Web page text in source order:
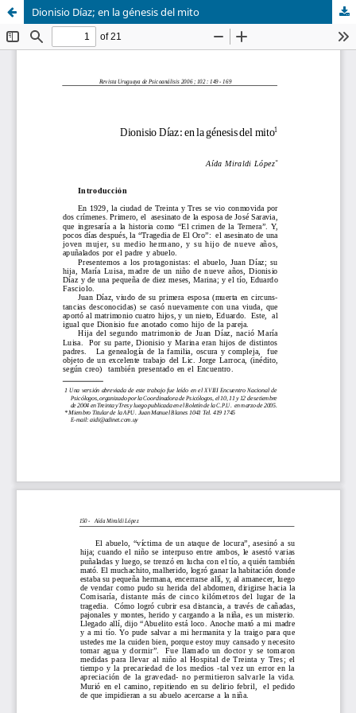
Dionisio Díaz; en la génesis del mito